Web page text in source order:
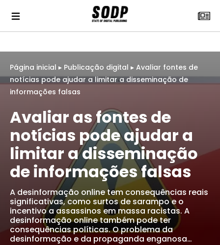
Página inicial ▸ Publicação digital ▸ Avaliar fontes de
notícias pode ajudar a limitar a disseminação de
informações falsas
Avaliar as fontes de
notícias pode ajudar a
limitar a disseminação
de informações falsas
A desinformação online tem consequências reais
significativas, como surtos de sarampo e o
incentivo a assassinos em massa racistas. A
desinformação online também pode ter
consequências políticas. O problema da
desinformação e da propaganda enganosa…